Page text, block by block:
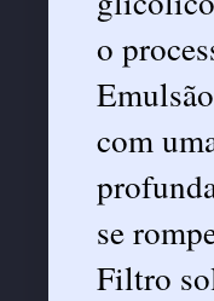
o
com
se
Filtro